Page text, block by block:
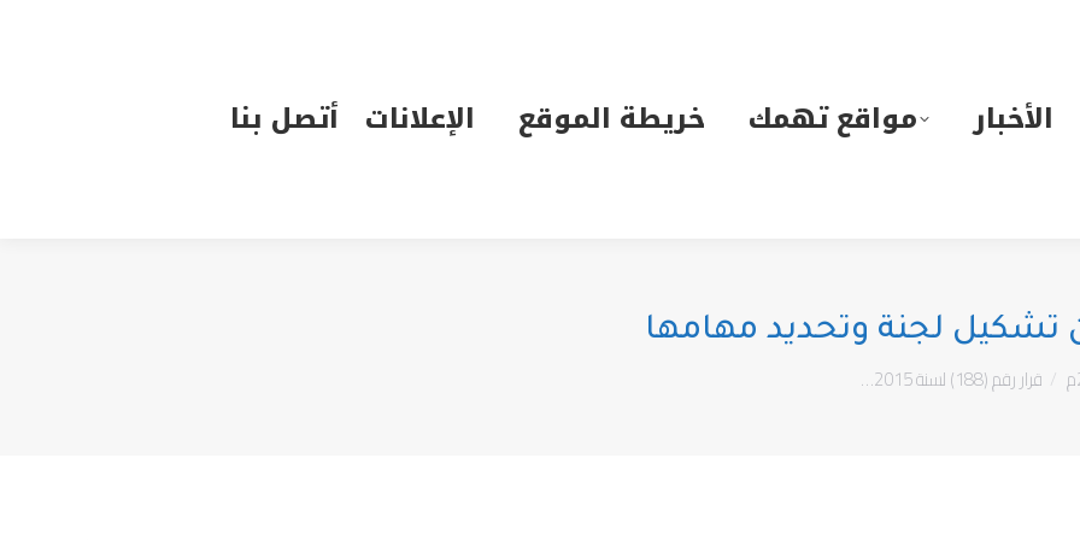
الأخبار مواقع تهمك خريطة الموقع الإعلانات أتصل بنا
قرار رقم (188) لسنة 2015…